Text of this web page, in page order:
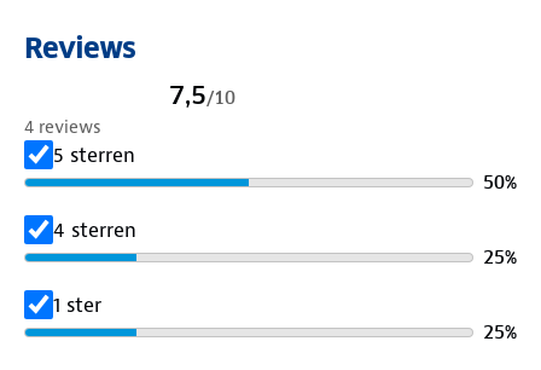
Reviews
7,5/10
4 reviews
5 sterren
50%
4 sterren
25%
1 ster
25%